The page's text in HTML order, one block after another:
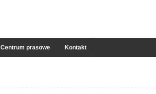
Centrum prasowe Kontakt